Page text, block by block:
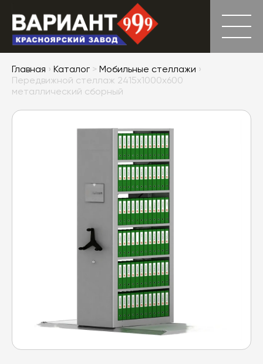
Главная › Каталог > Мобильные стеллажи ›
Передвижной стеллаж 2415x1000x600
металлический сборный